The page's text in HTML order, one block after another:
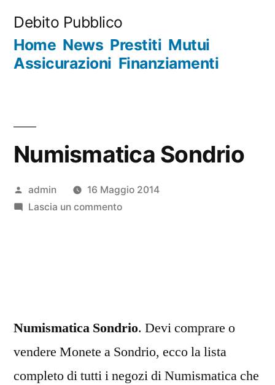
contenuto
Debito Pubblico
Home News Prestiti Mutui
Assicurazioni Finanziamenti
Numismatica Sondrio
Pubblicato
da
admin
16 Maggio 2014
Lascia un commentosu
Numismatica Sondrio. Devi comprare o
vendere Monete a Sondrio, ecco la lista
completo di tutti i negozi di Numismatica che